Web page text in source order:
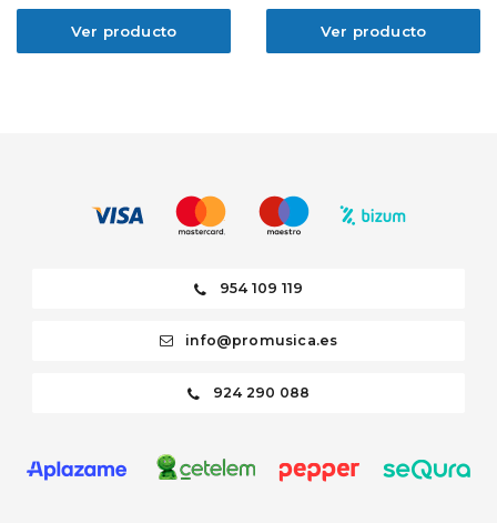
Ver producto Ver producto
954 109 119
info@promusica.es
924 290 088